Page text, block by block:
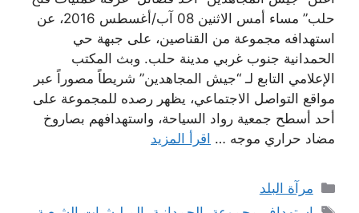
حلب” مساء أمس الاثنين 08 آب/أغسطس 2016، عن
استهدافه مجموعة من القناصين، على جبهة حي
الحمدانية جنوب غربي مدينة حلب. وبث المكتب
الإعلامي التابع لـ “جيش المجاهدين” شريطاً مصوراً عبر
مواقع التواصل الاجتماعي، يظهر رصده للمجموعة على
أحد أسطح جمعية رواد السياحة، واستهدافهم بصاروخ
مضاد حراري موجه … اقرأ المزيد
التصنيفات
مرآة البلد
الوسوم